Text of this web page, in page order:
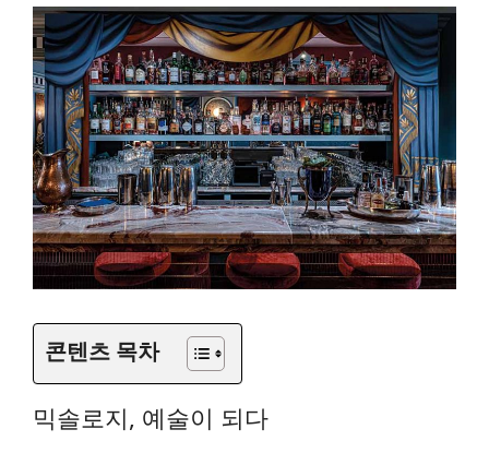
콘텐츠 목차
믹솔로지, 예술이 되다